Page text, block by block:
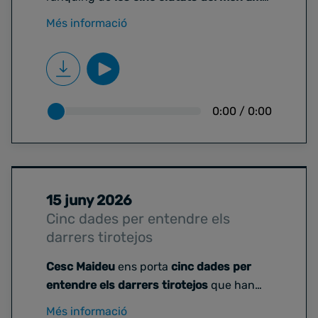
concentrat a Barcelona, una situació que
ha situat la seguretat al centre del debat
públic i polític.
Més informació
0:00 / 0:00
15 juny 2026
Cinc dades per entendre els
darrers tirotejos
Cesc Maideu ens porta cinc dades per
entendre els darrers tirotejos que han
Més informació